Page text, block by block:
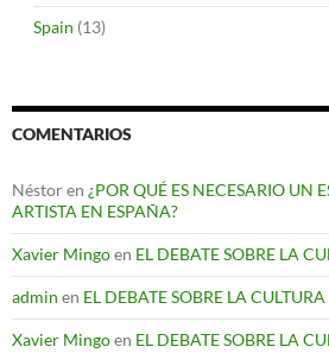
Spain (13)
COMENTARIOS
Néstoren ¿POR QUÉ ES NECESARIO UN
ARTISTA EN ESPAÑA?
Xavier Mingoen EL DEBATE SOBRE LA
admin en EL DEBATE SOBRE LA
Xavier Mingoen EL DEBATE SOBRE LA